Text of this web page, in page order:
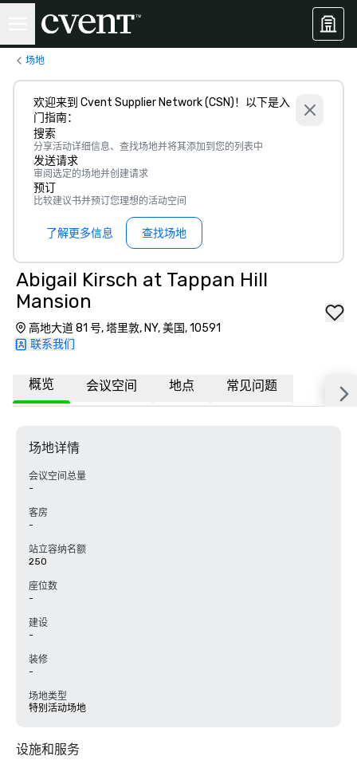
场地
欢迎来到 Cvent Supplier Network (CSN)！以下是入
门指南：
搜索
分享活动详细信息、查找场地并将其添加到您的列表中
发送请求
审阅选定的场地并创建请求
预订
比较建议书并预订您理想的活动空间
了解更多信息 查找场地
Abigail Kirsch at Tappan Hill
Mansion
高地大道 81 号, 塔里敦, NY, 美国, 10591
联系我们
概览 会议空间 地点 常见问题
场地详情
会议空间总量
-
客房
-
站立容纳名额
250
座位数
-
建设
-
装修
-
场地类型
特别活动场地
设施和服务